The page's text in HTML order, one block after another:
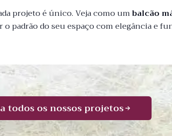
projeto é único. Veja como umbalcão
o padrão do seu espaço com elegância e
todos os nossos projetos